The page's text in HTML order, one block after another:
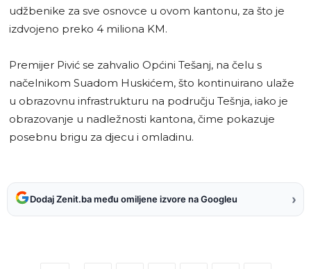
udžbenike za sve osnovce u ovom kantonu, za što je
izdvojeno preko 4 miliona KM.
Premijer Pivić se zahvalio Općini Tešanj, na čelu s
načelnikom Suadom Huskićem, što kontinuirano ulaže
u obrazovnu infrastrukturu na području Tešnja, iako je
obrazovanje u nadležnosti kantona, čime pokazuje
posebnu brigu za djecu i omladinu.
Dodaj Zenit.ba među omiljene izvore na Googleu ›